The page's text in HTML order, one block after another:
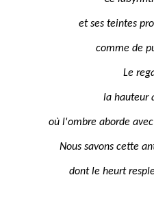
et ses teintes
comme de
Le
la hauteur
où l'ombre aborde
Nous savons cette
dont le heurt